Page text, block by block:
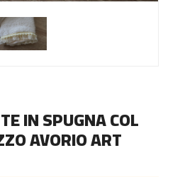
IN SPUGNA COL
AVORIO ART